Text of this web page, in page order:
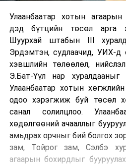
Улаанбаатар хотын агаарын
дэд бүтцийн төсөл арга
Шуурхай штабын III
Эрдэмтэн, судлаачид, УИХ-д
хэвшлийн төлөөлөл,
Э.Бат-Үүл нар
Улаанбаатар хотын
одоо хэрэгжиж буй төсөл
санал солилцлоо.
хөдөлгөөний ачааллыг
амьдрах орчныг бий болгох
зам, Тойрог зам, Сэлбэ
агаарын бохирдлыг